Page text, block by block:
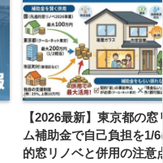
【2026最新】東京都の
ム補助金で自己負担を1/
的窓リノベと併用の注意